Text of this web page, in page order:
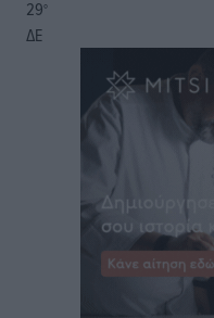
29°
ΔΕ